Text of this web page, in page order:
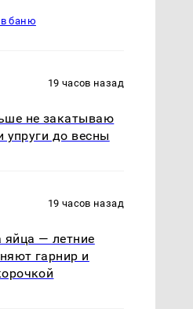
в баню
19 часов назад
не закатываю
упруги до весны
19 часов назад
яйца — летние
гарнир и